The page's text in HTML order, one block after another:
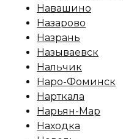
Навашино
Назарово
Назрань
Называевск
Нальчик
Наро-Фоминск
Нарткала
Нарьян-Мар
Находка